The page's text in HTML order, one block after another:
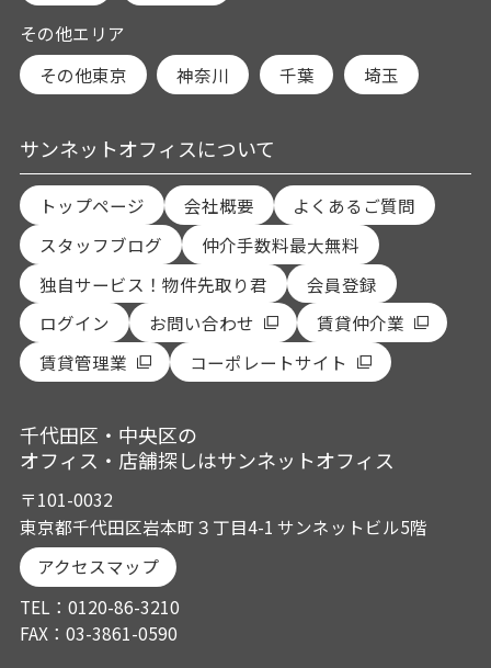
その他エリア
その他東京
神奈川 千葉 埼玉
サンネットオフィスについて
トップページ 会社概要
よくあるご質問
スタッフブログ
仲介手数料最大無料
独自サービス！物件先取り君
会員登録
ログイン
お問い合わせ
賃貸仲介業
賃貸管理業
コーポレートサイト
千代田区・中央区の
オフィス・店舗探しはサンネットオフィス
〒101-0032
東京都千代田区岩本町３丁目4-1 サンネットビル5階
アクセスマップ
TEL：0120-86-3210
FAX：03-3861-0590